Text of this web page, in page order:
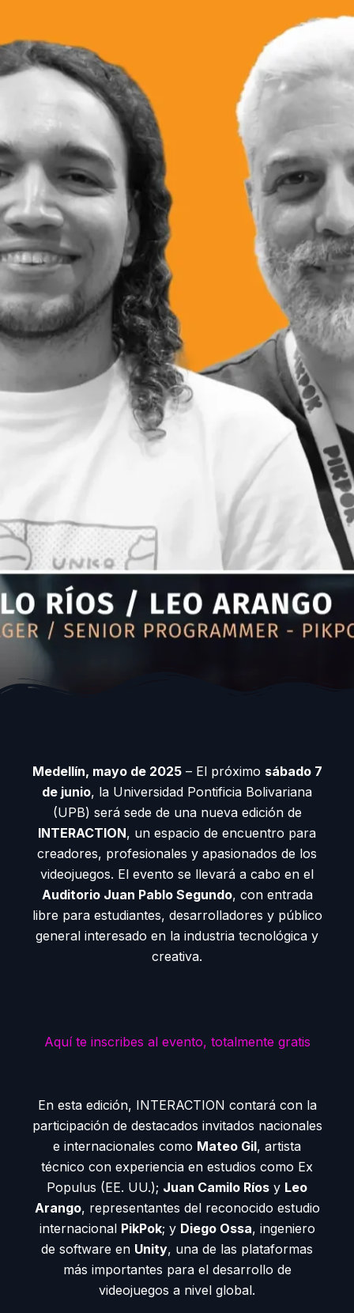
Medellín, mayo de 2025– El próximo sábado 7
de junio, la Universidad Pontificia Bolivariana
(UPB) será sede de una nueva edición de
INTERACTION, un espacio de encuentro para
creadores, profesionales y apasionados de los
videojuegos. El evento se llevará a cabo en el
Auditorio Juan Pablo Segundo, con entrada
libre para estudiantes, desarrolladores y público
general interesado en la industria tecnológica y
creativa.
Aquí te inscribes al evento, totalmente gratis
En esta edición, INTERACTION contará con la
participación de destacados invitados nacionales
e internacionales como Mateo Gil, artista
técnico con experiencia en estudios como Ex
Populus (EE. UU.); Juan Camilo Ríos y Leo
Arango, representantes del reconocido estudio
internacional PikPok; y Diego Ossa, ingeniero
de software en Unity, una de las plataformas
más importantes para el desarrollo de
videojuegos a nivel global.